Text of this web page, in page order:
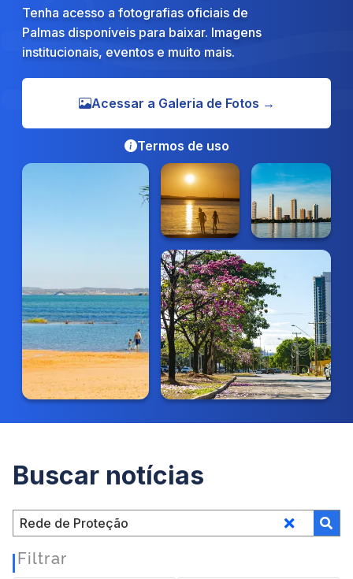
Tenha acesso a fotografias oficiais de
Palmas disponíveis para baixar. Imagens
institucionais, eventos e muito mais.
Termos de uso
Acessar a Galeria de Fotos →
Buscar notícias
Filtrar